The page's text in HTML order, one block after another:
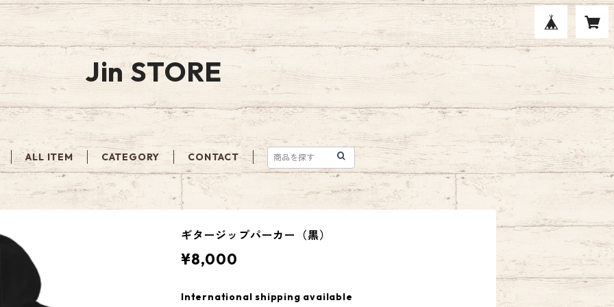
Jin STORE
ALL ITEM CATEGORY CONTACT
ギタージップパーカー（黒）
¥8,000
International shipping available